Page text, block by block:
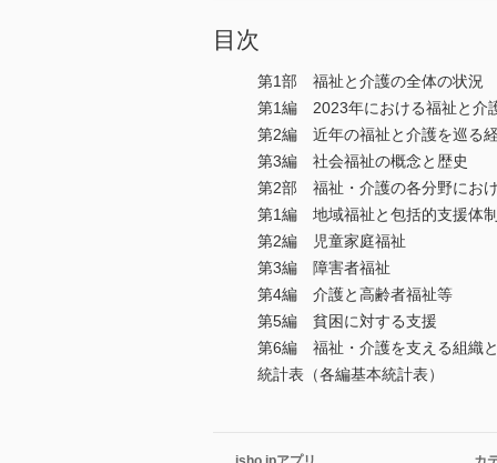
目次
第1部 福祉と介護の全体の状況
第1編 2023年における福祉と介
第2編 近年の福祉と介護を巡る
第3編 社会福祉の概念と歴史
第2部 福祉・介護の各分野にお
第1編 地域福祉と包括的支援体
第2編 児童家庭福祉
第3編 障害者福祉
第4編 介護と高齢者福祉等
第5編 貧困に対する支援
第6編 福祉・介護を支える組織
統計表（各編基本統計表）